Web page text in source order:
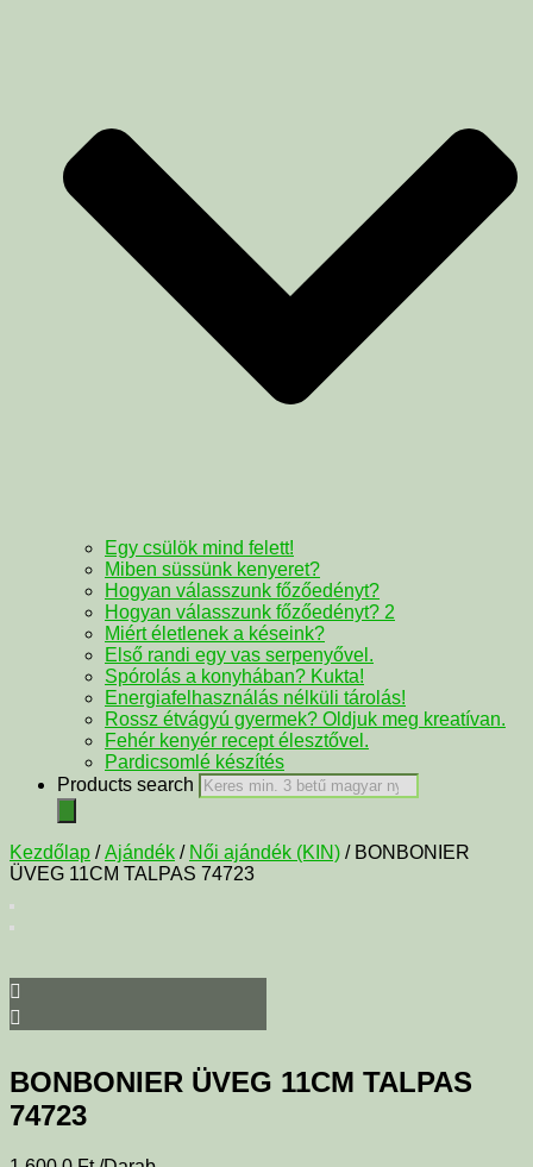
Egy csülök mind felett!
Miben süssünk kenyeret?
Hogyan válasszunk főzőedényt?
Hogyan válasszunk főzőedényt? 2
Miért életlenek a késeink?
Első randi egy vas serpenyővel.
Spórolás a konyhában? Kukta!
Energiafelhasználás nélküli tárolás!
Rossz étvágyú gyermek? Oldjuk meg kreatívan.
Fehér kenyér recept élesztővel.
Pardicsomlé készítés
Products search
Kezdőlap /Ajándék / Női ajándék (KIN) / BONBONIER
ÜVEG 11CM TALPAS 74723
BONBONIER ÜVEG 11CM TALPAS
74723